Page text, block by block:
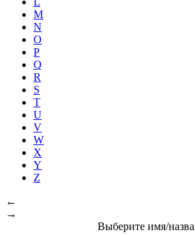
M
N
O
P
Q
R
S
T
U
V
W
X
Y
Z
←
→
Выберите имя/